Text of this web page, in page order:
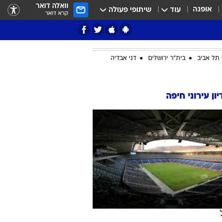
אופנה עוד שיתופי פעולה וואלה דואר
קרא דואר
ציון 3
תל אביב בית"ר ירושלים דני אבדיה
עירוני חיפה